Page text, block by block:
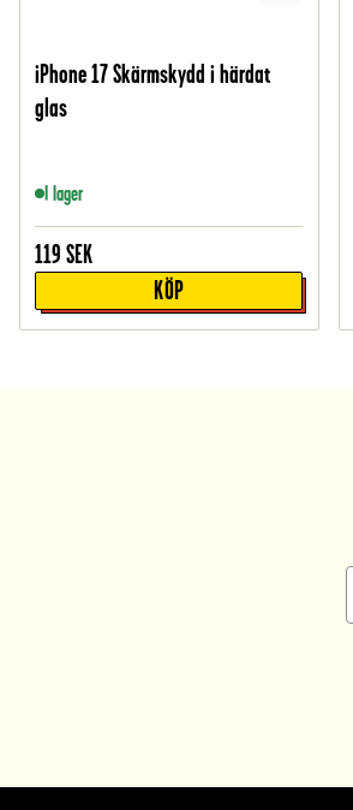
iPhone 17 Skärmskydd i härdat
glas
I lager
119 SEK
KÖP